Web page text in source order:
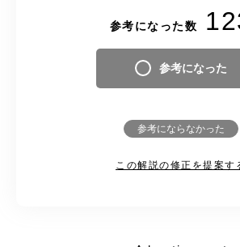
参考になった数
参考になった
参考にならなかった
この解説の修正を提案す